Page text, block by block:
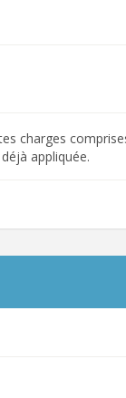
charges
appliquée.